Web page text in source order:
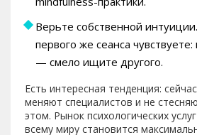
Верьте собственной
первого же сеанса
— смело ищите другого.
Есть интересная тенденция:
меняют специалистов и не
этом. Рынок психологических
всему миру становится